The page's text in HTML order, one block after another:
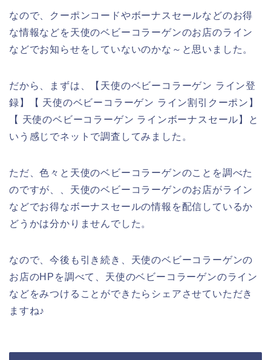
なので、クーポンコードやボーナスセールなどのお得
な情報などを天使のベビーコラーゲンのお店のライン
などでお知らせをしていないのかな～と思いました。
だから、まずは、【天使のベビーコラーゲン ライン登
録】【 天使のベビーコラーゲン ライン割引クーポン】
【 天使のベビーコラーゲン ラインボーナスセール】と
いう感じでネットで調査してみました。
ただ、色々と天使のベビーコラーゲンのことを調べた
のですが、、天使のベビーコラーゲンのお店がライン
などでお得なボーナスセールの情報を配信しているか
どうかは分かりませんでした。
なので、今後も引き続き、天使のベビーコラーゲンの
お店のHPを調べて、天使のベビーコラーゲンのライン
などをみつけることができたらシェアさせていただき
ますね♪